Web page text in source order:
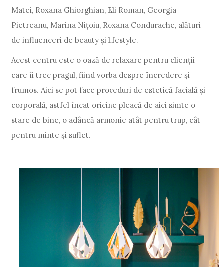
Matei, Roxana Ghiorghian, Eli Roman, Georgia
Pietreanu, Marina Nițoiu, Roxana Condurache, alături
de influenceri de beauty și lifestyle.
Acest centru este o oază de relaxare pentru clienții
care îi trec pragul, fiind vorba despre încredere și
frumos. Aici se pot face proceduri de estetică facială și
corporală, astfel încat oricine pleacă de aici simte o
stare de bine, o adâncă armonie atât pentru trup, cât
pentru minte și suflet.